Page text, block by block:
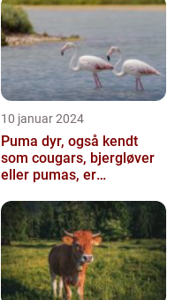
10 januar 2024
Puma dyr, også kendt
som cougars, bjergløver
eller pumas, er
imponerende væsener,
de...